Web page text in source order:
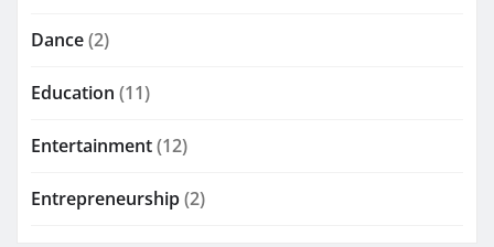
Dance(2)
Education (11)
Entertainment(12)
Entrepreneurship(2)